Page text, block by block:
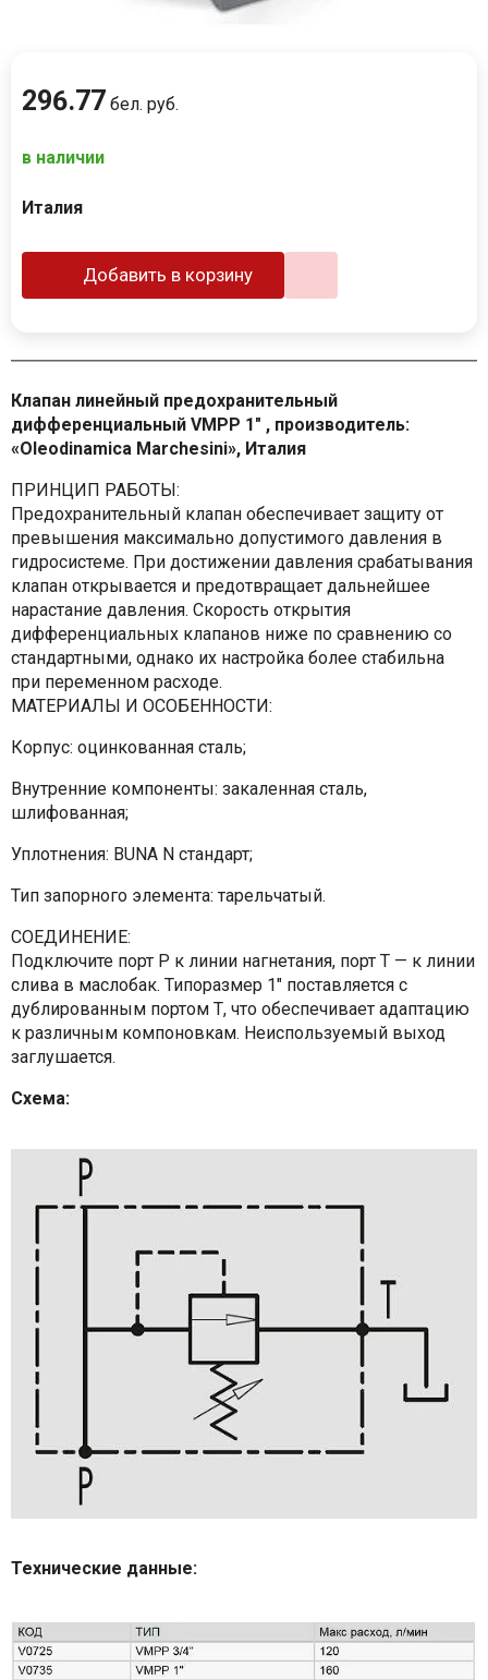
296.77 бел. руб.
в наличии
Италия
Добавить в корзину
Клапан линейный предохранительный
дифференциальный VMPP 1" , производитель:
«Oleodinamica Marchesini», Италия
ПРИНЦИП РАБОТЫ:
Предохранительный клапан обеспечивает защиту от
превышения максимально допустимого давления в
гидросистеме. При достижении давления срабатывания
клапан открывается и предотвращает дальнейшее
нарастание давления. Скорость открытия
дифференциальных клапанов ниже по сравнению со
стандартными, однако их настройка более стабильна
при переменном расходе.
МАТЕРИАЛЫ И ОСОБЕННОСТИ:
Корпус: оцинкованная сталь;
Внутренние компоненты: закаленная сталь,
шлифованная;
Уплотнения: BUNA N стандарт;
Тип запорного элемента: тарельчатый.
СОЕДИНЕНИЕ:
Подключите порт Р к линии нагнетания, порт Т — к линии
слива в маслобак. Типоразмер 1" поставляется с
дублированным портом Т, что обеспечивает адаптацию
к различным компоновкам. Неиспользуемый выход
заглушается.
Схема:
Технические данные: